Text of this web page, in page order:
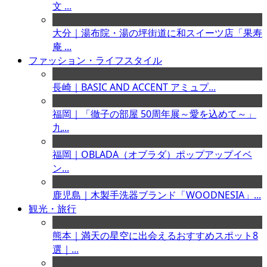
文 ...
大分｜湯布院・湯の坪街道に和スイーツ店「果寿
庵 ...
ファッション・ライフスタイル
長崎｜BASIC AND ACCENT アミュプ...
福岡｜「徹子の部屋 50周年展～愛を込めて～」
九...
福岡｜OBLADA（オブラダ）ポップアップイベ
ン...
鹿児島｜木製手洗器ブランド「WOODNESIA」...
観光・旅行
熊本｜満天の星空に出会えるおすすめスポット8
選｜...